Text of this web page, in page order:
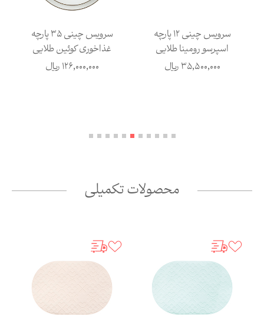
سرویس چینی 12 پارچه
اسپرسو رومینا طلایی
35,500,000ریال
سرویس چینی 35 پارچه
غذاخوری کوئین طلایی
126,000,000ریال
محصولات تکمیلی